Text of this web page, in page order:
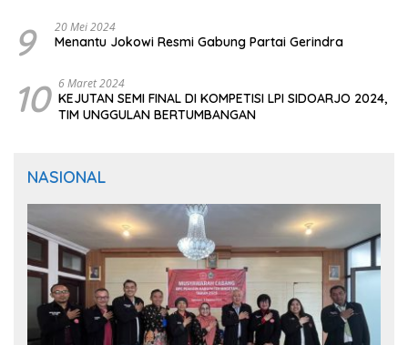
9 20 Mei 2024
Menantu Jokowi Resmi Gabung Partai Gerindra
10 6 Maret 2024
KEJUTAN SEMI FINAL DI KOMPETISI LPI SIDOARJO 2024,
TIM UNGGULAN BERTUMBANGAN
NASIONAL